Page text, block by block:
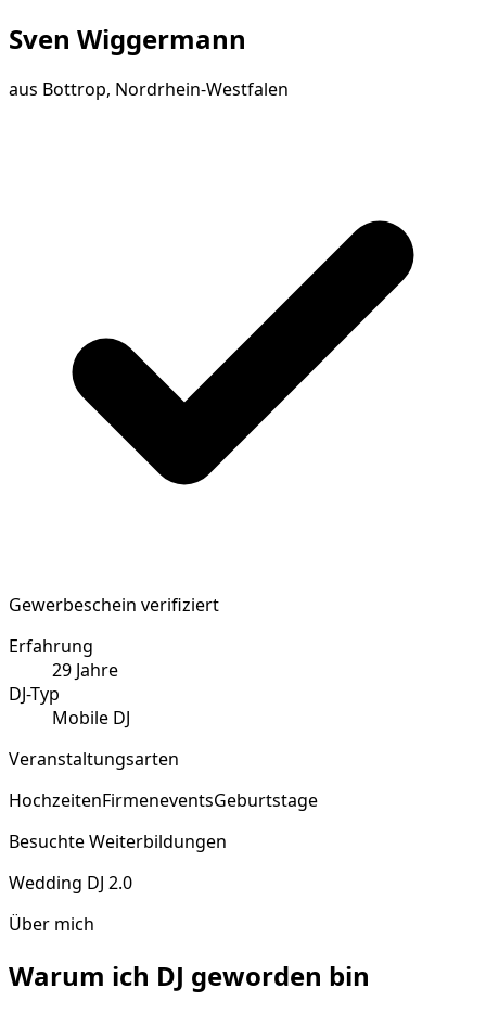
Sven Wiggermann
aus Bottrop, Nordrhein-Westfalen
Gewerbeschein verifiziert
Erfahrung
29 Jahre
DJ-Typ
Mobile DJ
Veranstaltungsarten
HochzeitenFirmeneventsGeburtstage
Besuchte Weiterbildungen
Wedding DJ 2.0
Über mich
Warum ich DJ geworden bin